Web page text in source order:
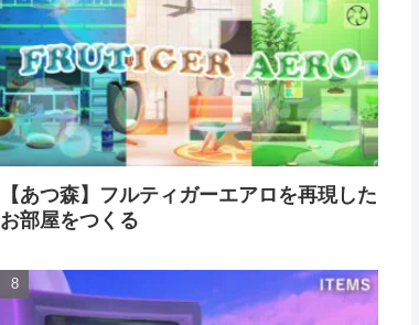
【あつ森】フルティガーエアロを再現した
お部屋をつくる